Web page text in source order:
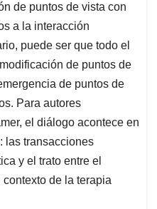
de puntos de vista con
a la interacción
puede ser que todo el
de puntos de
de puntos de
Para autores
el diálogo acontece en
las transacciones
y el trato entre el
de la terapia